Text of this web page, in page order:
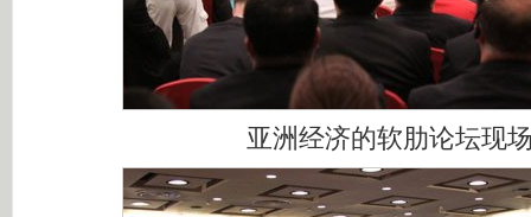
亚洲经济的软肋论坛现